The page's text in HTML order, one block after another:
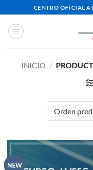
al
contenido
CENTRO OFICIAL
INICIO /
NEW